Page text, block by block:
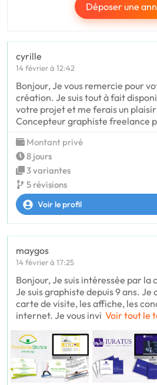
Déposer une
cyrille
14 février à 12:42
Bonjour, Je vous remercie pour
création. Je suis tout à fait
votre projet et me ferais un
Concepteur graphiste freelance
Montant privé
8 jours
3 variantes
5 révisions
Voir le profil
maygos
14 février à 17:25
Bonjour, Je suis intéressée par
Je suis graphiste depuis 9 ans. Je
carte de visite, les affiche, les
internet. Je vous invi Voir tout le